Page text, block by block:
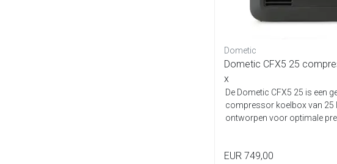
Dometic
Dometic CFX5 25
x
De Dometic CFX5 25 is een
compressor koelbox van 25
ontworpen voor optimale
EUR 749,00